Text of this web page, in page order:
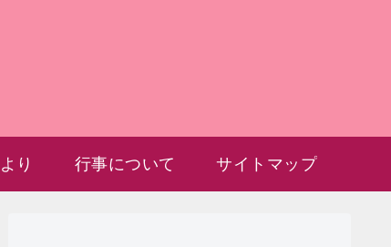
り 行事について サイトマップ